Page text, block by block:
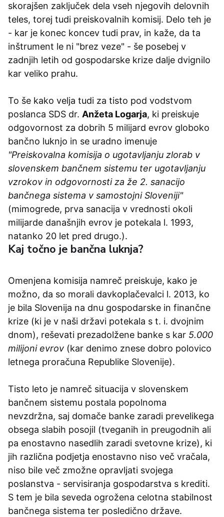
skorajšen zaključek dela vseh njegovih delovnih
teles, torej tudi preiskovalnih komisij. Delo teh je
- kar je konec koncev tudi prav, in kaže, da ta
inštrument le ni "brez veze" - še posebej v
zadnjih letih od gospodarske krize dalje dvignilo
kar veliko prahu.
To še kako velja tudi za tisto pod vodstvom
poslanca SDS dr. Anžeta Logarja, ki preiskuje
odgovornost za dobrih 5 milijard evrov globoko
bančno luknjo in se uradno imenuje
"Preiskovalna komisija o ugotavljanju zlorab v
slovenskem bančnem sistemu ter ugotavljanju
vzrokov in odgovornosti za že 2. sanacijo
bančnega sistema v samostojni Sloveniji"
(mimogrede, prva sanacija v vrednosti okoli
milijarde današnjih evrov je potekala l. 1993,
natanko 20 let pred drugo.).
Kaj točno je bančna luknja?
Omenjena komisija namreč preiskuje, kako je
možno, da so morali davkoplačevalci l. 2013, ko
je bila Slovenija na dnu gospodarske in finančne
krize (ki je v naši državi potekala s t. i. dvojnim
dnom), reševati prezadolžene banke s kar 5.000
milijoni evrov (kar denimo znese dobro polovico
letnega proračuna Republike Slovenije).
Tisto leto je namreč situacija v slovenskem
bančnem sistemu postala popolnoma
nevzdržna, saj domače banke zaradi prevelikega
obsega slabih posojil (tveganih in preugodnih ali
pa enostavno nasedlih zaradi svetovne krize), ki
jih različna podjetja enostavno niso več vračala,
niso bile več zmožne opravljati svojega
poslanstva - servisiranja gospodarstva s krediti.
S tem je bila seveda ogrožena celotna stabilnost
bančnega sistema ter posledično države.